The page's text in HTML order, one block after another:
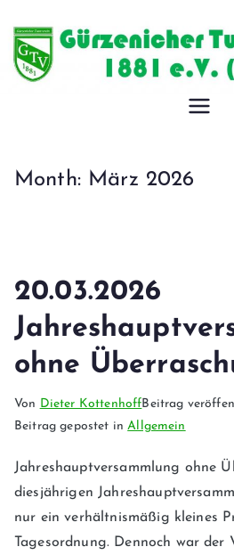
Inhalt
springen
Month: März 2026
20.03.2026
ohne
Von Dieter KottenhoffBeitrag
Beitrag gepostet inAllgemein
Jahreshauptversammlung ohne
diesjährigen
nur ein verhältnismäßig kleines
Tagesordnung. Dennoch war der